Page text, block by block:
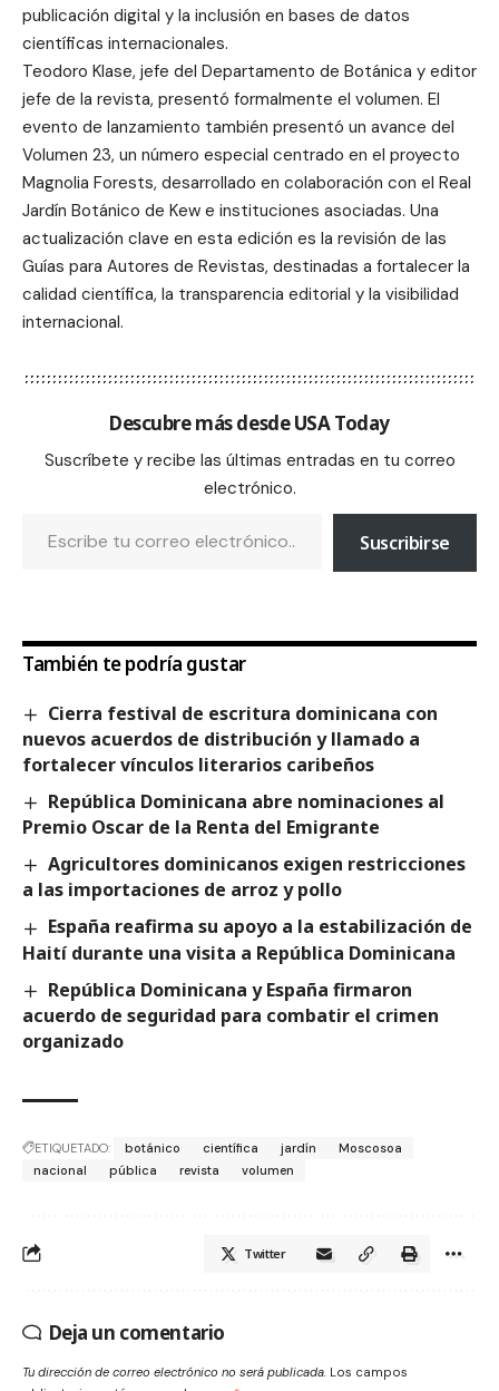
publicación digital y la inclusión en bases de datos
científicas internacionales.
Teodoro Klase, jefe del Departamento de Botánica y editor
jefe de la revista, presentó formalmente el volumen. El
evento de lanzamiento también presentó un avance del
Volumen 23, un número especial centrado en el proyecto
Magnolia Forests, desarrollado en colaboración con el Real
Jardín Botánico de Kew e instituciones asociadas. Una
actualización clave en esta edición es la revisión de las
Guías para Autores de Revistas, destinadas a fortalecer la
calidad científica, la transparencia editorial y la visibilidad
internacional.
Descubre más desde USA Today
Suscríbete y recibe las últimas entradas en tu correo
electrónico.
Suscribirse
También te podría gustar
Cierra festival de escritura dominicana con
nuevos acuerdos de distribución y llamado a
fortalecer vínculos literarios caribeños
República Dominicana abre nominaciones al
Premio Oscar de la Renta del Emigrante
Agricultores dominicanos exigen restricciones
a las importaciones de arroz y pollo
España reafirma su apoyo a la estabilización de
Haití durante una visita a República Dominicana
República Dominicana y España firmaron
acuerdo de seguridad para combatir el crimen
organizado
ETIQUETADO: botánico científica jardín
Moscosoa
nacional
pública revista volumen
Twitter
Deja un comentario
Tu dirección de correo electrónico no será publicada. Los campos